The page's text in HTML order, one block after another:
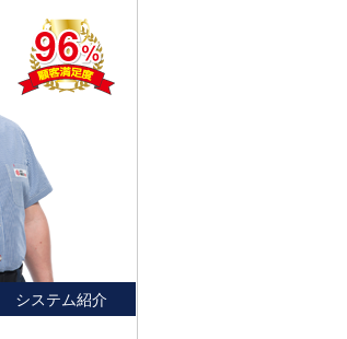
システム紹介